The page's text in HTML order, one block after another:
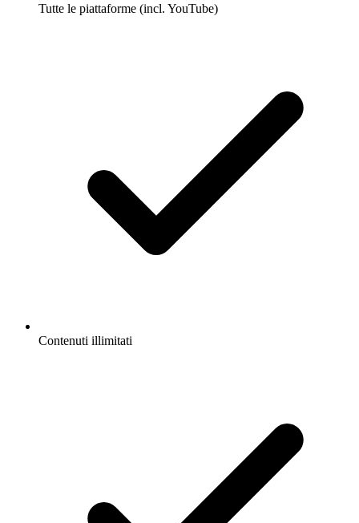
Tutte le piattaforme (incl. YouTube)
Contenuti illimitati